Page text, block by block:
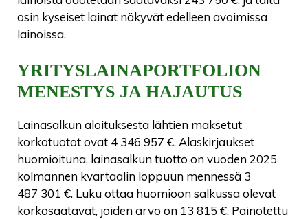
osin kyseiset lainat näkyvät edelleen avoimissa
lainoissa.
YRITYSLAINAPORTFOLION
MENESTYS JA HAJAUTUS
Lainasalkun aloituksesta lähtien maksetut
korkotuotot ovat 4 346 957 €. Alaskirjaukset
huomioituna, lainasalkun tuotto on vuoden 2025
kolmannen kvartaalin loppuun mennessä 3
487 301 €. Luku ottaa huomioon salkussa olevat
korkosaatavat, joiden arvo on 13 815 €. Painotettu